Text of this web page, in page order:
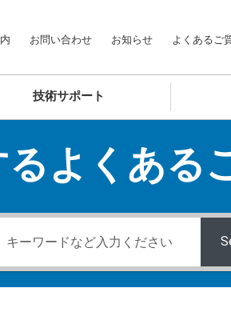
技術サポート
お問い合わせ お知らせ よくあるご
よくある